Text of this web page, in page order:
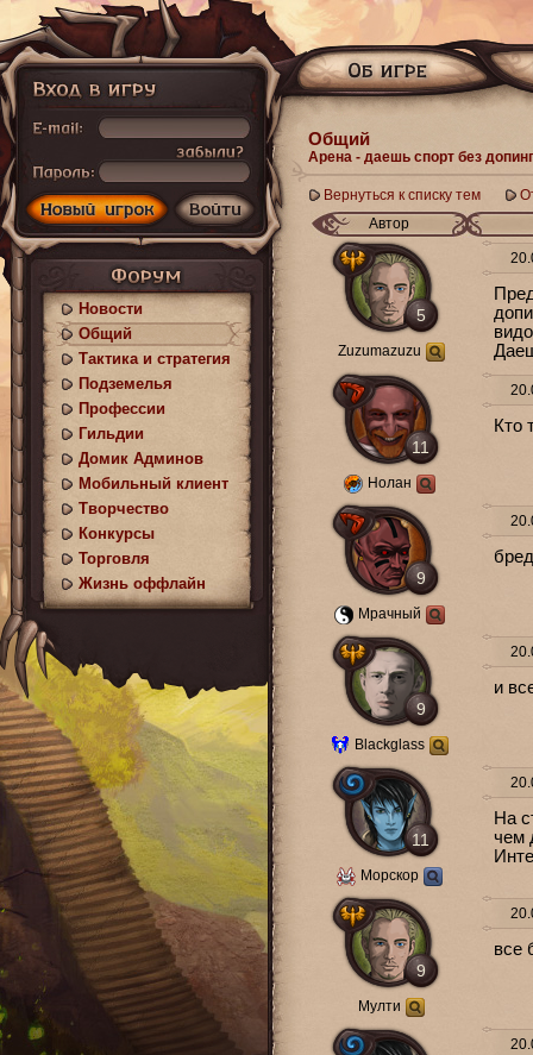
Общий
Арена - даешь спорт без
Вернуться к списку тем
Автор
5
Zuzumazuzu
11
Нолан
Кто
9
Мрачный
9
Blackglass
и
11
Морскор
На
чем
9
Мулти
все
Новости
Общий
Тактика и стратегия
Подземелья
Профессии
Гильдии
Домик Админов
Мобильный клиент
Творчество
Конкурсы
Торговля
Жизнь оффлайн